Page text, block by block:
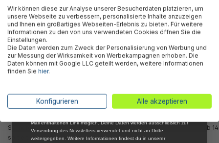
Schnorchel-Set ab 3 Jahren,
sortiert
Jahren, sortiert
ab
Wir können diese zur Analyse unserer Besucherdaten platzieren, um
unsere Webseite zu verbessern, personalisierte Inhalte anzuzeigen
und Ihnen ein großartiges Webseiten-Erlebnis zu bieten. Für weitere
Informationen zu den von uns verwendeten Cookies öffnen Sie die
Einstellungen.
Die Daten werden zum Zweck der Personalisierung von Werbung und
zur Messung der Wirksamkeit von Werbekampagnen erhoben. Die
Daten können mit Google LLC geteilt werden, weitere Informationen
finden Sie hier.
Konfigurieren Alle akzeptieren
Newsletter, verpasse keine Neuigkeiten und
Aktionen mehr und sichere Dir 5 %
Willkommensrabatt auf nicht reduzierte Ware
bei Deiner ersten Bestellung !*
Email
*Mit der Anmeldung zum Newsletter stimmst du zu, regelmäßig per E-
Mail über aktuelle Angebote, Aktionen und Produktneuheiten
Mail enthaltenen Link möglich. Deine Daten werden ausschließlich zur
Versendung des Newsletters verwendet und nicht an Dritte
weitergegeben. Weitere Informationen findest du in unserer